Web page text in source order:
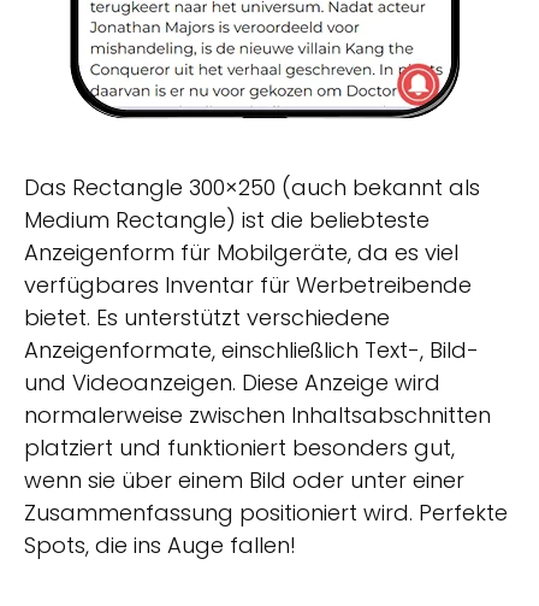
Das Rectangle 300×250 (auch bekannt als
Medium Rectangle) ist die beliebteste
Anzeigenform für Mobilgeräte, da es viel
verfügbares Inventar für Werbetreibende
bietet. Es unterstützt verschiedene
Anzeigenformate, einschließlich Text-, Bild-
und Videoanzeigen. Diese Anzeige wird
normalerweise zwischen Inhaltsabschnitten
platziert und funktioniert besonders gut,
wenn sie über einem Bild oder unter einer
Zusammenfassung positioniert wird. Perfekte
Spots, die ins Auge fallen!